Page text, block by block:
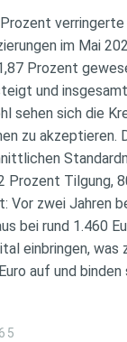
im Mai
Prozent
und
sehen sich die
zu akzeptieren.
Prozent Tilgung,
Vor zwei Jahren
bei rund 1.460
einbringen,
auf und